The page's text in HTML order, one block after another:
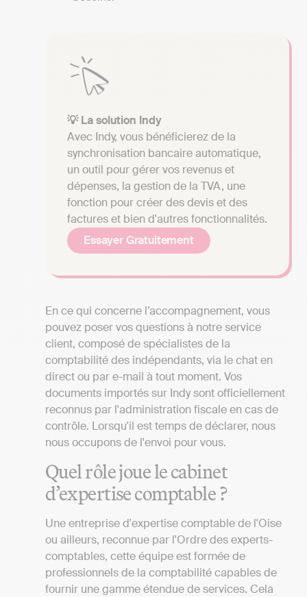
💡 La solution Indy
Avec Indy, vous bénéficierez de la
synchronisation bancaire automatique,
un outil pour gérer vos revenus et
dépenses, la gestion de la TVA, une
fonction pour créer des devis et des
factures et bien d'autres fonctionnalités.
Essayer Gratuitement
En ce qui concerne l’accompagnement, vous
pouvez poser vos questions à notre service
client, composé de spécialistes de la
comptabilité des indépendants, via le chat en
direct ou par e-mail à tout moment. Vos
documents importés sur Indy sont officiellement
reconnus par l'administration fiscale en cas de
contrôle. Lorsqu'il est temps de déclarer, nous
nous occupons de l'envoi pour vous.
Quel rôle joue le cabinet
d’expertise comptable ?
Une entreprise d'expertise comptable de l'Oise
ou ailleurs, reconnue par l'Ordre des experts-
comptables, cette équipe est formée de
professionnels de la comptabilité capables de
fournir une gamme étendue de services. Cela